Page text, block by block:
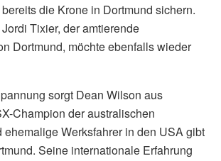
die Krone in Dortmund sichern.
Tixier, der amtierende
Dortmund, möchte ebenfalls wieder
sorgt Dean Wilson aus
Champion der australischen
ehemalige Werksfahrer in den USA gibt
Seine internationale Erfahrung